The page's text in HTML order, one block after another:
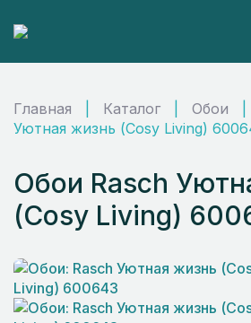
Главная Каталог Обои
Уютная жизнь (Cosy Living)
Обои Rasch
(Cosy Living)